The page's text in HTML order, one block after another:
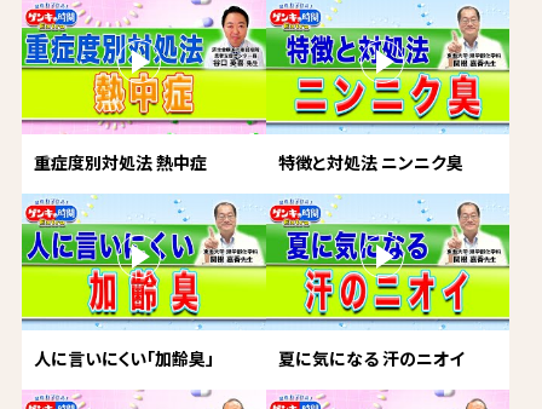
重症度別対処法 熱中症 特徴と対処法 ニンニク臭
人に言いにくい「加齢臭」 夏に気になる 汗のニオイ